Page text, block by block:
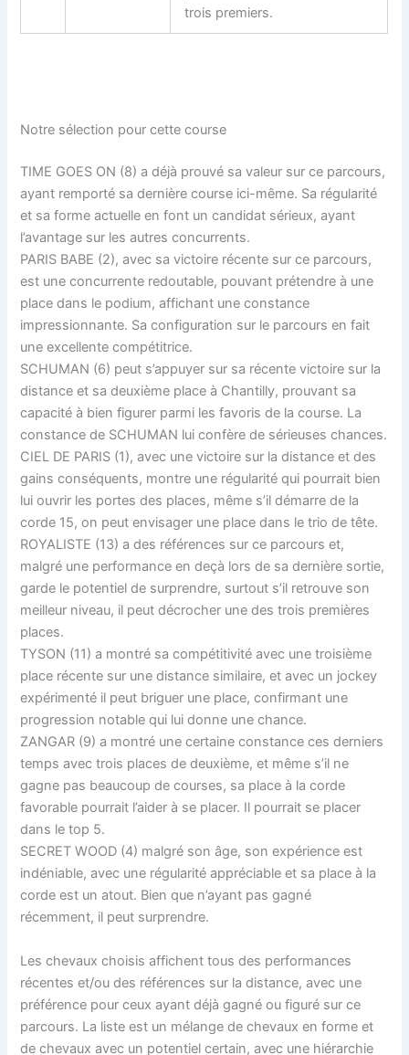
trois premiers.
Notre sélection pour cette course
TIME GOES ON (8) a déjà prouvé sa valeur sur ce parcours,
ayant remporté sa dernière course ici-même. Sa régularité
et sa forme actuelle en font un candidat sérieux, ayant
l’avantage sur les autres concurrents.
PARIS BABE (2), avec sa victoire récente sur ce parcours,
est une concurrente redoutable, pouvant prétendre à une
place dans le podium, affichant une constance
impressionnante. Sa configuration sur le parcours en fait
une excellente compétitrice.
SCHUMAN (6) peut s’appuyer sur sa récente victoire sur la
distance et sa deuxième place à Chantilly, prouvant sa
capacité à bien figurer parmi les favoris de la course. La
constance de SCHUMAN lui confère de sérieuses chances.
CIEL DE PARIS (1), avec une victoire sur la distance et des
gains conséquents, montre une régularité qui pourrait bien
lui ouvrir les portes des places, même s’il démarre de la
corde 15, on peut envisager une place dans le trio de tête.
ROYALISTE (13) a des références sur ce parcours et,
malgré une performance en deçà lors de sa dernière sortie,
garde le potentiel de surprendre, surtout s’il retrouve son
meilleur niveau, il peut décrocher une des trois premières
places.
TYSON (11) a montré sa compétitivité avec une troisième
place récente sur une distance similaire, et avec un jockey
expérimenté il peut briguer une place, confirmant une
progression notable qui lui donne une chance.
ZANGAR (9) a montré une certaine constance ces derniers
temps avec trois places de deuxième, et même s’il ne
gagne pas beaucoup de courses, sa place à la corde
favorable pourrait l’aider à se placer. Il pourrait se placer
dans le top 5.
SECRET WOOD (4) malgré son âge, son expérience est
indéniable, avec une régularité appréciable et sa place à la
corde est un atout. Bien que n’ayant pas gagné
récemment, il peut surprendre.
Les chevaux choisis affichent tous des performances
récentes et/ou des références sur la distance, avec une
préférence pour ceux ayant déjà gagné ou figuré sur ce
parcours. La liste est un mélange de chevaux en forme et
de chevaux avec un potentiel certain, avec une hiérarchie